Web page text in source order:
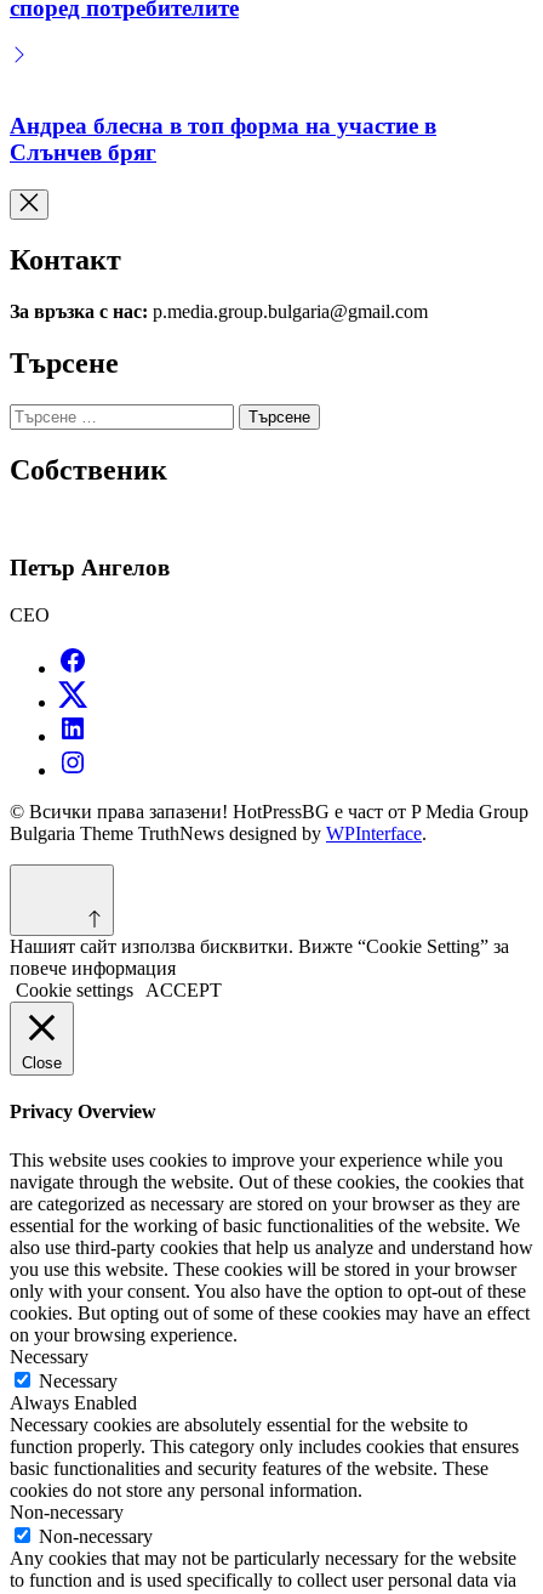
според потребителите
Андреа блесна в топ форма на участие в
Слънчев бряг
Контакт
За връзка с нас: p.media.group.bulgaria@gmail.com
Търсене
Търсене
за:
Собственик
Петър Ангелов
CEO
© Всички права запазени! HotPressBG е част от P Media Group
Bulgaria Theme TruthNews designed by WPInterface.
Нашият сайт използва бисквитки. Вижте “Cookie Setting” за
повече информация
Cookie settings
ACCEPT
Close
Privacy Overview
This website uses cookies to improve your experience while you
navigate through the website. Out of these cookies, the cookies that
are categorized as necessary are stored on your browser as they are
essential for the working of basic functionalities of the website. We
also use third-party cookies that help us analyze and understand how
you use this website. These cookies will be stored in your browser
only with your consent. You also have the option to opt-out of these
cookies. But opting out of some of these cookies may have an effect
on your browsing experience.
Necessary
Necessary
Always Enabled
Necessary cookies are absolutely essential for the website to
function properly. This category only includes cookies that ensures
basic functionalities and security features of the website. These
cookies do not store any personal information.
Non-necessary
Non-necessary
Any cookies that may not be particularly necessary for the website
to function and is used specifically to collect user personal data via